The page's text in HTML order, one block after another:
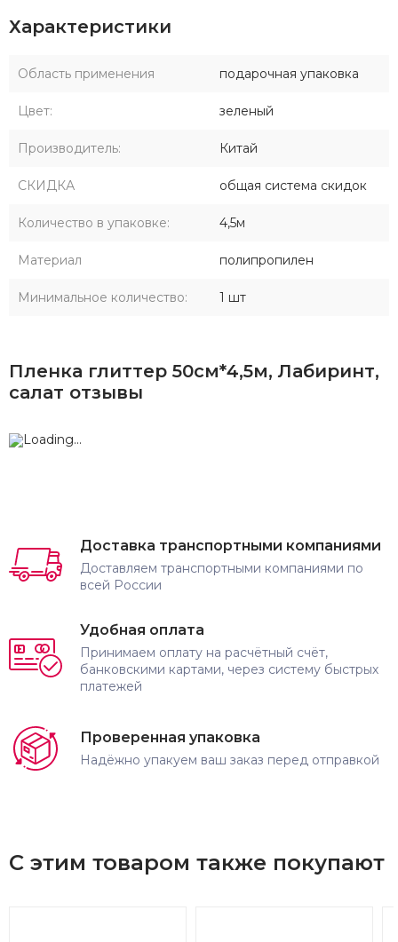
Характеристики
Область применения подарочная упаковка
Цвет: зеленый
Производитель: Китай
СКИДКА общая система скидок
Количество в упаковке: 4,5м
Материал полипропилен
Минимальное количество: 1 шт
Пленка глиттер 50см*4,5м, Лабиринт,
салат отзывы
Доставка транспортными компаниями
Доставляем транспортными компаниями по
всей России
Удобная оплата
Принимаем оплату на расчётный счёт,
банковскими картами, через систему быстрых
платежей
Проверенная упаковка
Надёжно упакуем ваш заказ перед отправкой
С этим товаром также покупают